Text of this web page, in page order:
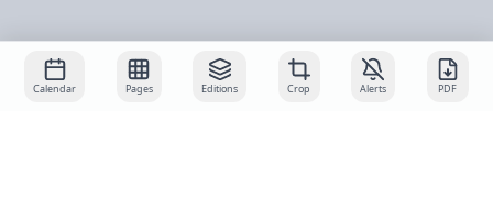
Calendar Pages Editions Crop Alerts PDF